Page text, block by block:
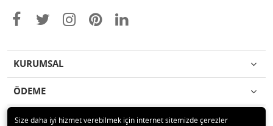
KURUMSAL
ÖDEME
İLETİŞİM
Size daha iyi hizmet verebilmek için internet sitemizde çerezler